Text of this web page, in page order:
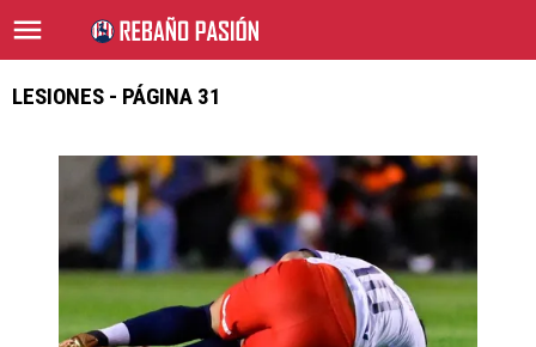
LESIONES - PÁGINA 31